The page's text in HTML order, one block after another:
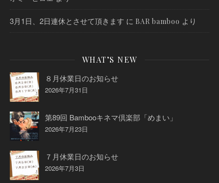
3月1日、2日連休とさせて頂きます に BAR bamboo より
WHAT’S NEW
８月休業日のお知らせ
2026年7月31日
第89回 Bambooキネマ倶楽部「めまい」
2026年7月23日
７月休業日のお知らせ
2026年7月3日